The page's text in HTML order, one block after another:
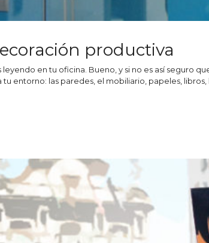
productiva
en tu oficina. Bueno, y si no es así seguro
entorno: las paredes, el mobiliario, papeles, libros,